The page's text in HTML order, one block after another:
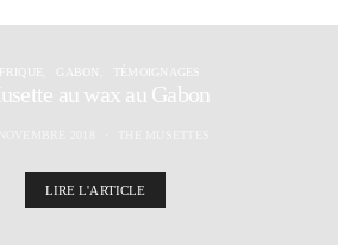
GABON TÉMOIGNAGES
au wax au Gabon
LIRE L'ARTICLE